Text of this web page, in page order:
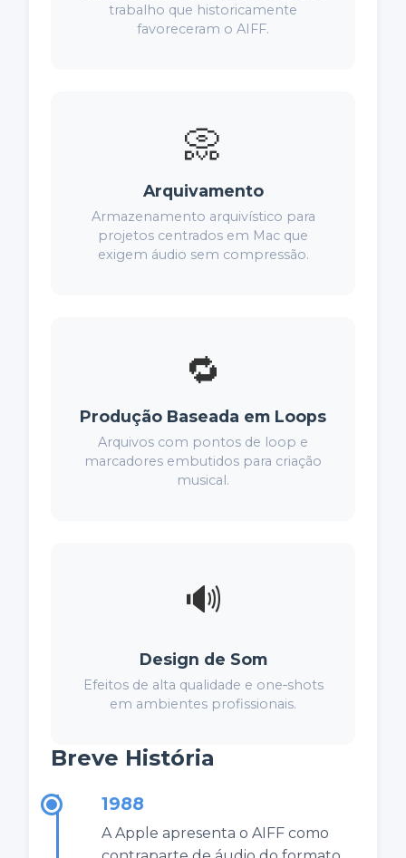
trabalho que historicamente
favoreceram o AIFF.
📀
Arquivamento
Armazenamento arquivístico para
projetos centrados em Mac que
exigem áudio sem compressão.
🔁
Produção Baseada em Loops
Arquivos com pontos de loop e
marcadores embutidos para criação
musical.
🔊
Design de Som
Efeitos de alta qualidade e one‑shots
em ambientes profissionais.
Breve História
1988
A Apple apresenta o AIFF como